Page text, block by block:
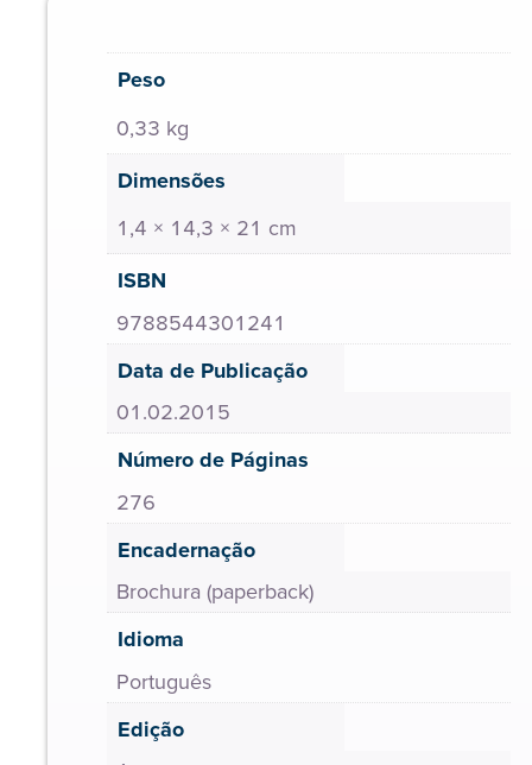
Peso
0,33 kg
Dimensões
1,4 × 14,3 × 21 cm
ISBN
9788544301241
Data de Publicação
01.02.2015
Número de Páginas
276
Encadernação
Brochura (paperback)
Idioma
Português
Edição